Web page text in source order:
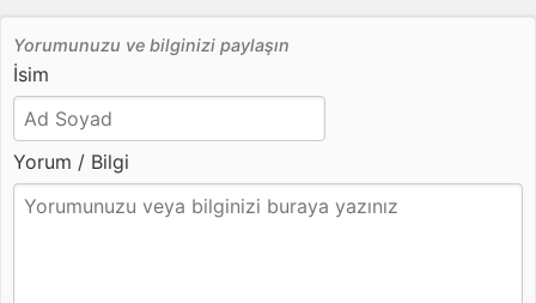
Yorumunuzu ve bilginizi paylaşın
İsim
Yorum / Bilgi